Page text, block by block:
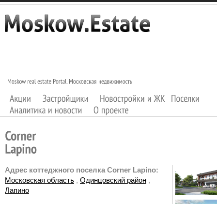
Адрес коттеджного поселка Corner Lapino:
Московская область , Одинцовский район ,
Лапино